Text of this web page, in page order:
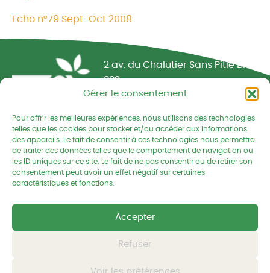
Gérer le consentement
Pour offrir les meilleures expériences, nous utilisons des technologies
telles que les cookies pour stocker et/ou accéder aux informations
des appareils. Le fait de consentir à ces technologies nous permettra
de traiter des données telles que le comportement de navigation ou
les ID uniques sur ce site. Le fait de ne pas consentir ou de retirer son
consentement peut avoir un effet négatif sur certaines
caractéristiques et fonctions.
Accepter
Refuser
Voir les préférences
Echo n°79 Sept-Oct 2008
Réseau CIVAM - Campagnes vivantes
2 av. du Chalutier Sans Pitié BP
332
22190 PLERIN cedex
02 96 74 75 50
cedapa@wanadoo.fr
Retrouvez-nous sur Facebook
Retrouvez-nous sur
Retrouvez-
Tous droits réservés